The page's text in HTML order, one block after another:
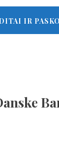
IR